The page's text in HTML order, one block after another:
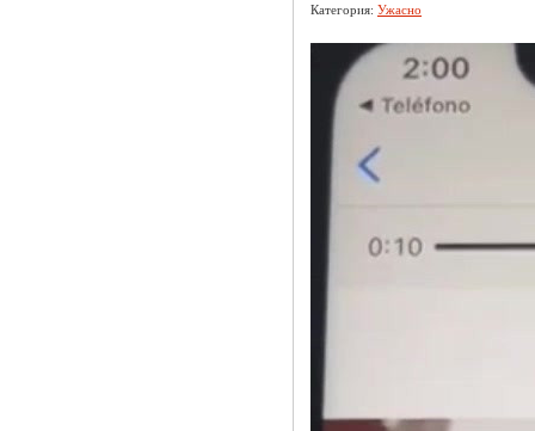
Категория: Ужасно